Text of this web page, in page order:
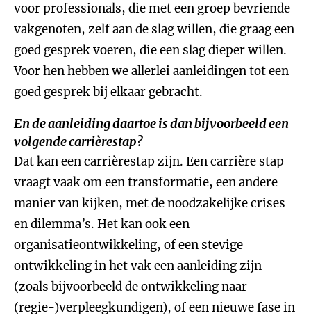
voor professionals, die met een groep bevriende
vakgenoten, zelf aan de slag willen, die graag een
goed gesprek voeren, die een slag dieper willen.
Voor hen hebben we allerlei aanleidingen tot een
goed gesprek bij elkaar gebracht.
En de aanleiding daartoe is dan bijvoorbeeld een
volgende carrièrestap?
Dat kan een carrièrestap zijn. Een carrière stap
vraagt vaak om een transformatie, een andere
manier van kijken, met de noodzakelijke crises
en dilemma’s. Het kan ook een
organisatieontwikkeling, of een stevige
ontwikkeling in het vak een aanleiding zijn
(zoals bijvoorbeeld de ontwikkeling naar
(regie-)verpleegkundigen), of een nieuwe fase in